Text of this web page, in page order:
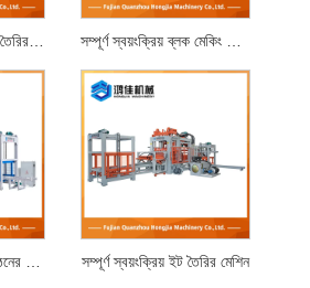
স্বয়ংক্রিয় কংক্রিট ব্লক তৈরির মেশিন
সম্পূর্ণ স্বয়ংক্রিয় ইট তৈরির মেশিন